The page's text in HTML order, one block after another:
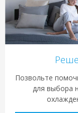
Позвольте
для выбора